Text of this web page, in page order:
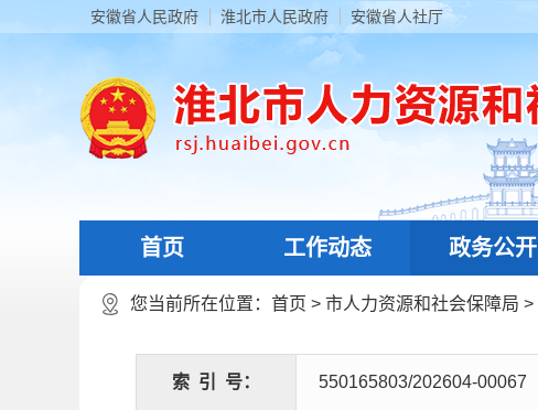
安徽省人民政府 淮北市人民政府 安徽省人社厅
首页 工作动态 政务公开
您当前所在位置： 首页 > 市人力资源和社会保障局 >
索 引 号： 550165803/202604-00067